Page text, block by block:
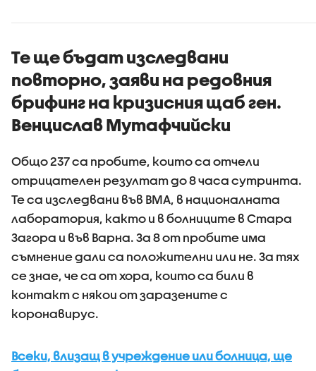
Те ще бъдат изследвани
повторно, заяви на редовния
брифинг на кризисния щаб ген.
Венцислав Мутафчийски
Общо 237 са пробите, които са отчели
отрицателен резултат до 8 часа сутринта.
Те са изследвани във ВМА, в националната
лаборатория, както и в болниците в Стара
Загора и във Варна. За 8 от пробите има
съмнение дали са положителни или не. За тях
се знае, че са от хора, които са били в
контакт с някои от заразените с
коронавирус.
Всеки, влизащ в учреждение или болница, ще